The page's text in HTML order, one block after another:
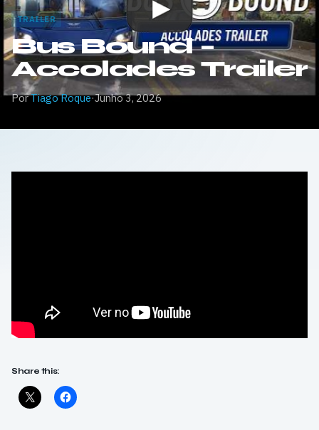
TRAILER
Bus Bound –
Accolades Trailer
PorTiago Roque·Junho 3, 2026
Share this: